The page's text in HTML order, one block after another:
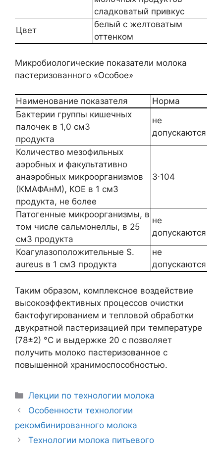
сладковатый привкус
Цвет
белый с желтоватым
оттенком
Микробиологические показатели молока
пастеризованного «Особое»
Наименование показателя
Норма
Бактерии группы кишечных
палочек в 1,0 см3
продукта
не
допускаются
Количество мезофильных
аэробных и факультативно
анаэробных микроорганизмов
(КМАФАнМ), КОЕ в 1 см3
продукта, не более
3∙104
Патогенные микроорганизмы, в
том числе сальмонеллы, в 25
см3 продукта
не
допускаются
Коагулазоположительные S.
aureus в 1 см3 продукта
не
допускаются
Таким образом, комплексное воздействие
высокоэффективных процессов очистки
бактофугированием и тепловой обработки
двукратной пастеризацией при температуре
(78±2) °С и выдержке 20 с позволяет
получить молоко пастеризованное с
повышенной хранимоспособностью.
Рубрики
Лекции по технологии молока
Навигация
записи
Особенности технологии
рекомбинированного молока
Технологии молока питьевого